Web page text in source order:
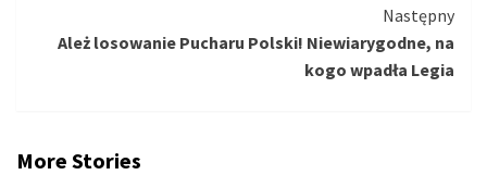
Następny
Ależ losowanie Pucharu Polski! Niewiarygodne, na
kogo wpadła Legia
More Stories